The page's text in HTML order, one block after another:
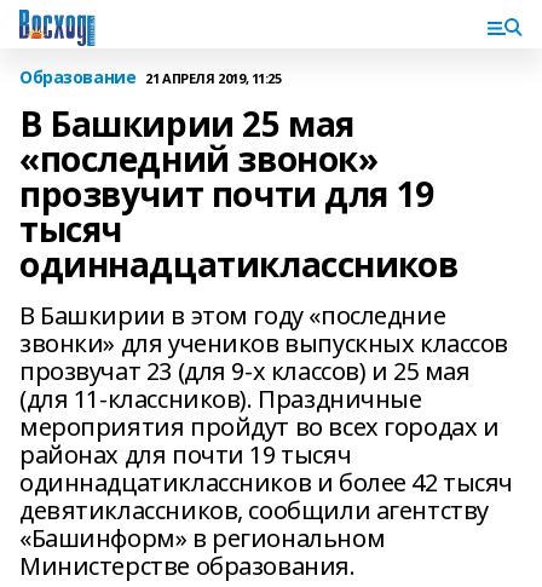
Образование 21 АПРЕЛЯ 2019, 11:25
В Башкирии 25 мая
«последний звонок»
прозвучит почти для 19
тысяч
одиннадцатиклассников
В Башкирии в этом году «последние
звонки» для учеников выпускных классов
прозвучат 23 (для 9-х классов) и 25 мая
(для 11-классников). Праздничные
мероприятия пройдут во всех городах и
районах для почти 19 тысяч
одиннадцатиклассников и более 42 тысяч
девятиклассников, сообщили агентству
«Башинформ» в региональном
Министерстве образования.